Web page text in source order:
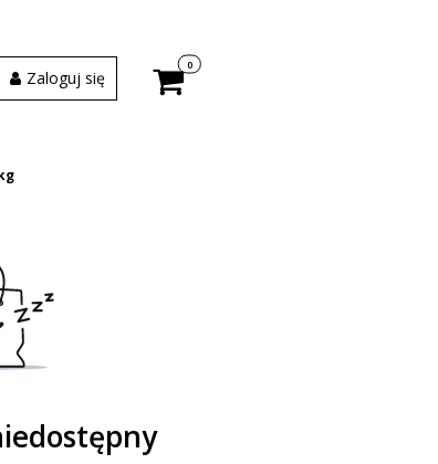
000 produktów
Zaloguj się Produkty w koszyku: 0. Zobacz szczegóły